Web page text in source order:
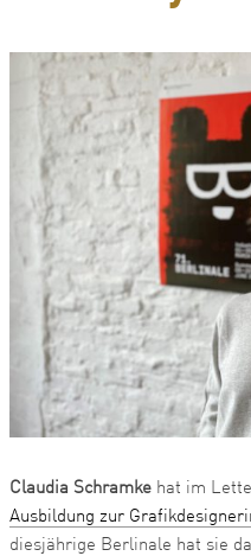
Claudia Schramke hat im
Ausbildung zur
diesjährige Berlinale hat sie